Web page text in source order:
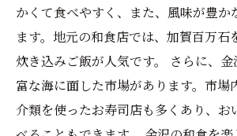
かくて食べやすく、また、風味が豊か
ます。地元の和食店では、加賀百万石
炊き込みご飯が人気です。 さらに、
富な海に面した市場があります。市場
介類を使ったお寿司店も多くあり、お